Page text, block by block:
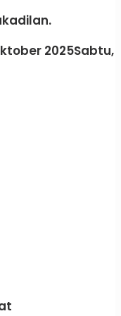
2025Sabtu,